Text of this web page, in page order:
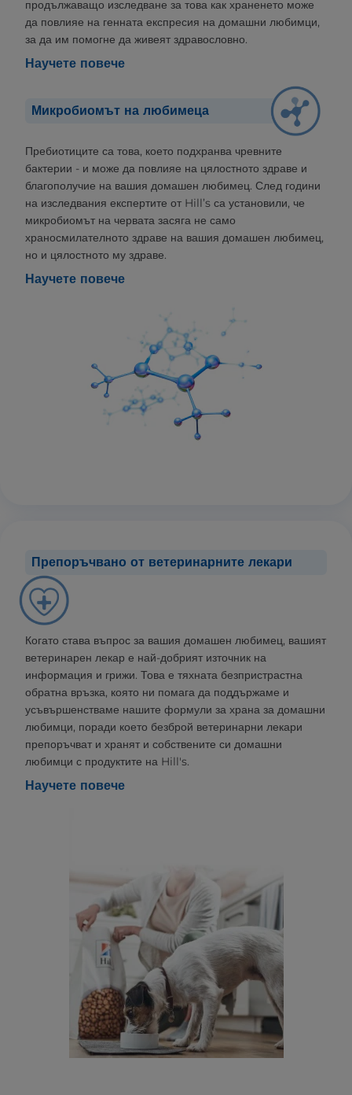
продължаващо изследване за това как храненето може
да повлияе на генната експресия на домашни любимци,
за да им помогне да живеят здравословно.
Научете повече
Микробиомът на любимеца
Пребиотиците са това, което подхранва чревните
бактерии - и може да повлияе на цялостното здраве и
благополучие на вашия домашен любимец. След години
на изследвания експертите от Hill’s са установили, че
микробиомът на червата засяга не само
храносмилателното здраве на вашия домашен любимец,
но и цялостното му здраве.
Научете повече
Препоръчвано от ветеринарните лекари
Когато става въпрос за вашия домашен любимец, вашият
ветеринарен лекар е най-добрият източник на
информация и грижи. Това е тяхната безпристрастна
обратна връзка, която ни помага да поддържаме и
усъвършенстваме нашите формули за храна за домашни
любимци, поради което безброй ветеринарни лекари
препоръчват и хранят и собствените си домашни
любимци с продуктите на Hill's.
Научете повече